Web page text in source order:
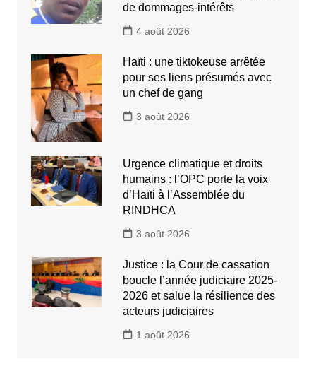
de dommages-intérêts
4 août 2026
Haïti : une tiktokeuse arrêtée
pour ses liens présumés avec
un chef de gang
3 août 2026
Urgence climatique et droits
humains : l’OPC porte la voix
d’Haïti à l’Assemblée du
RINDHCA
3 août 2026
Justice : la Cour de cassation
boucle l’année judiciaire 2025-
2026 et salue la résilience des
acteurs judiciaires
1 août 2026